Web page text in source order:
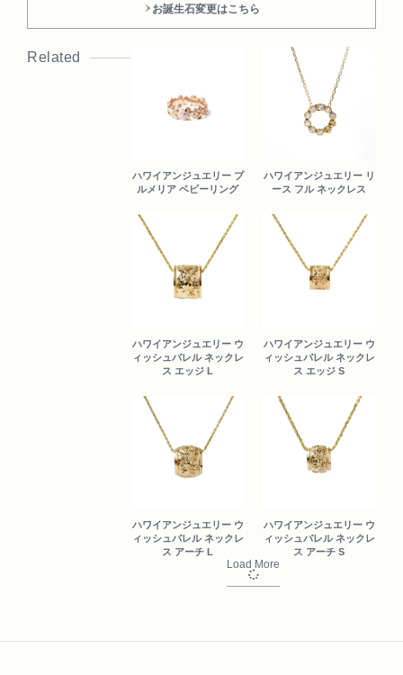
お誕生石変更はこちら
Related
ハワイアンジュエリー プ
ルメリア ベビーリング
ハワイアンジュエリー リ
ース フル ネックレス
ハワイアンジュエリー ウ
ィッシュバレル ネックレ
ス エッジ L
ハワイアンジュエリー ウ
ィッシュバレル ネックレ
ス エッジ S
ハワイアンジュエリー ウ
ィッシュバレル ネックレ
ス アーチ L
ハワイアンジュエリー ウ
ィッシュバレル ネックレ
ス アーチ S
Load More